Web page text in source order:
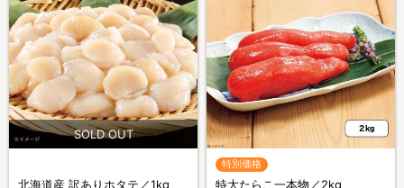
北海道産 訳ありホタテ／1kg
特別価格
特大たらこ一本物／2kg